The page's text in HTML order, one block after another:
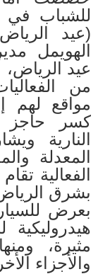
للشباب في
(عيد
الهويمل
عيد
مواقع لهم
كسر حاجز
النارية
المعدلة
الفعالية
بشرق
بعرض
هيدروليكية
مثيرة،
والأجزاء